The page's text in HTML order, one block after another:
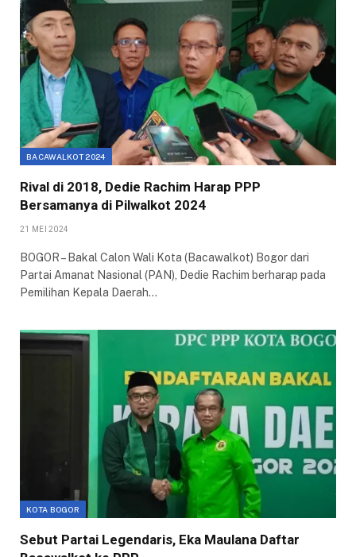
BACAWALKOT 2024
Rival di 2018, Dedie Rachim Harap PPP
Bersamanya di Pilwalkot 2024
21 MEI 2024
BOGOR – Bakal Calon Wali Kota (Bacawalkot) Bogor dari
Partai Amanat Nasional (PAN), Dedie Rachim berharap pada
Pemilihan Kepala Daerah…
KOTA BOGOR
Sebut Partai Legendaris, Eka Maulana Daftar